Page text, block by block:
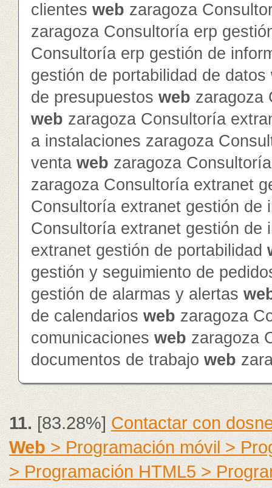
clientes web zaragoza
zaragoza Consultoría erp
Consultoría erp gestión de
gestión de portabilidad de datos
de presupuestos web zaragoza
web zaragoza Consultoría
a instalaciones zaragoza
venta web zaragoza
zaragoza Consultoría extranet
Consultoría extranet gestión de
Consultoría extranet gestión de
extranet gestión de portabilidad
gestión y seguimiento de
gestión de alarmas y alertas
de calendarios web zaragoza
comunicaciones web zaragoza
documentos de trabajo web
11. [83.28%]Contactar con
Web> Programación móvil >
> Programación HTML5 >